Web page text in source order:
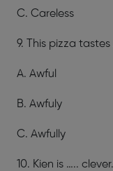
C. Careless
9. This pizza
A. Awful
B. Awfuly
C. Awfully
10. Kien is …..